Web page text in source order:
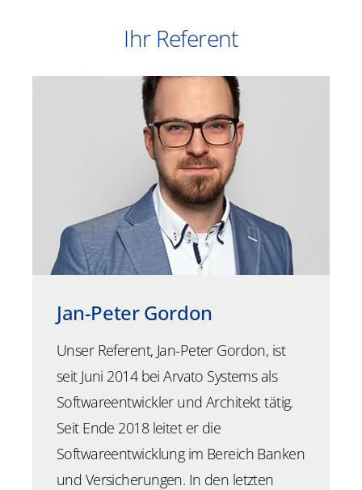
Ihr Referent
Jan-Peter Gordon
Unser Referent, Jan-Peter Gordon, ist
seit Juni 2014 bei Arvato Systems als
Softwareentwickler und Architekt tätig.
Seit Ende 2018 leitet er die
Softwareentwicklung im Bereich Banken
und Versicherungen. In den letzten